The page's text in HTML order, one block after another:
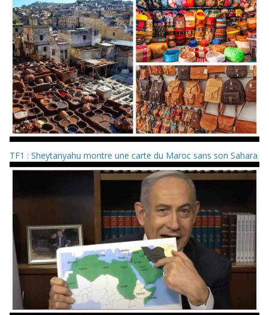
TF1 : Sheytanyahu montre une carte du Maroc sans son Sahara